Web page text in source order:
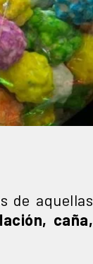
de aquellas
caña,